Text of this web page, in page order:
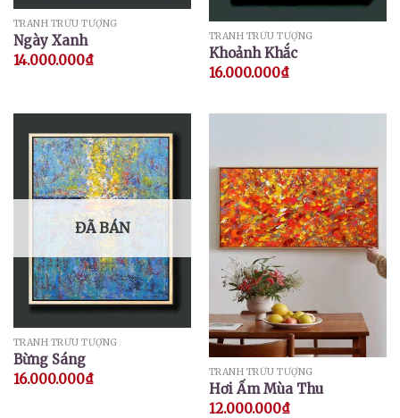
TRANH TRỪU TƯỢNG
Ngày Xanh
14.000.000₫
TRANH TRỪU TƯỢNG
Khoảnh Khắc
16.000.000₫
ĐÃ BÁN
TRANH TRỪU TƯỢNG
Bừng Sáng
16.000.000₫ TRANH TRỪU TƯỢNG
Hơi Ấm Mùa Thu
12.000.000₫